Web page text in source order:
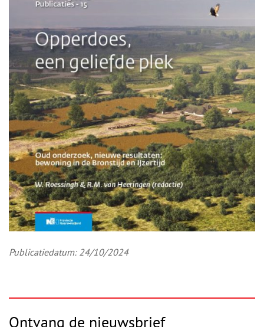
Publicatiedatum: 24/10/2024
Ontvang de nieuwsbrief